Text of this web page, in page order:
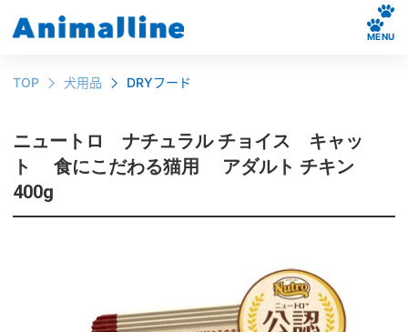
MENU
TOP 犬用品 DRYフード
ニュートロ ナチュラル チョイス キャッ
ト 食にこだわる猫用 アダルト チキン
400g